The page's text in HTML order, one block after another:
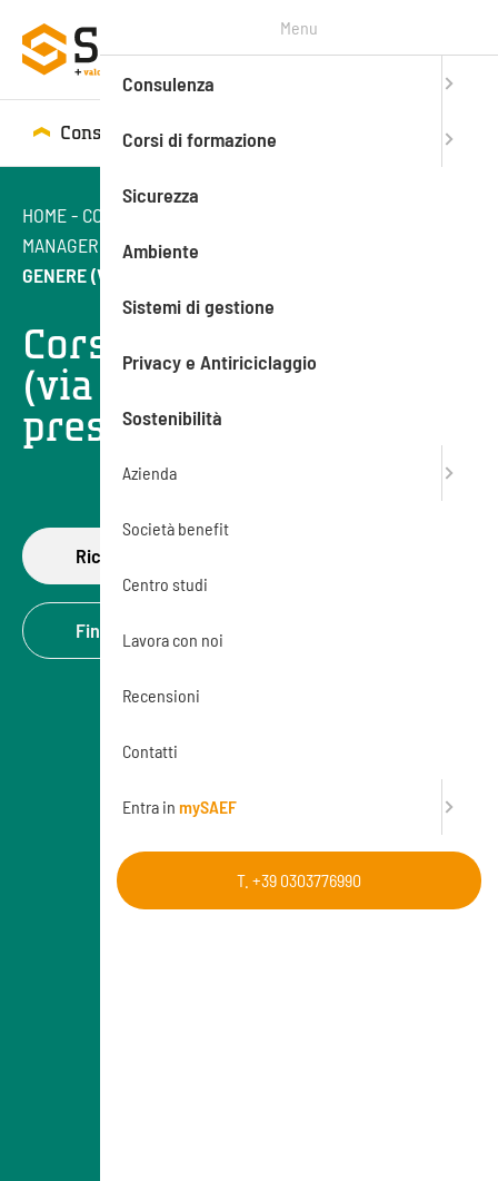
Consulenza Corsi di formazione
HOME- CORSI DI FORMAZIONE
MANAGERIALE-ABILITÀ PERSONALI
GENERE (VIA WEBINAR O IN PRESENZA)
Corso parità di genere
(via webinar o in
presenza)
Richiedi di partecipare
Finanzia la formazione
Menu
Consulenza
Corsi di formazione
Sicurezza
Ambiente
Sistemi di gestione
Privacy e Antiriciclaggio
Sostenibilità
Azienda
Società benefit
Centro studi
Lavora con noi
Recensioni
Contatti
Entra in mySAEF
T. +39 0303776990